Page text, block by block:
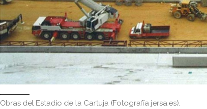
Obras del Estadio de la Cartuja (Fotografía jersa.es).